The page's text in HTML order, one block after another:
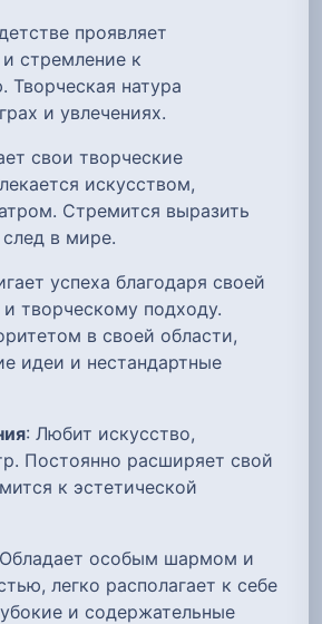
проявляет
стремление к
натура
и увлечениях.
свои творческие
искусством,
Стремится выразить
в мире.
успеха благодаря своей
творческому подходу.
в своей области,
идеи и нестандартные
: Любит искусство,
Постоянно расширяет свой
к эстетической
особым шармом и
легко располагает к себе
и содержательные